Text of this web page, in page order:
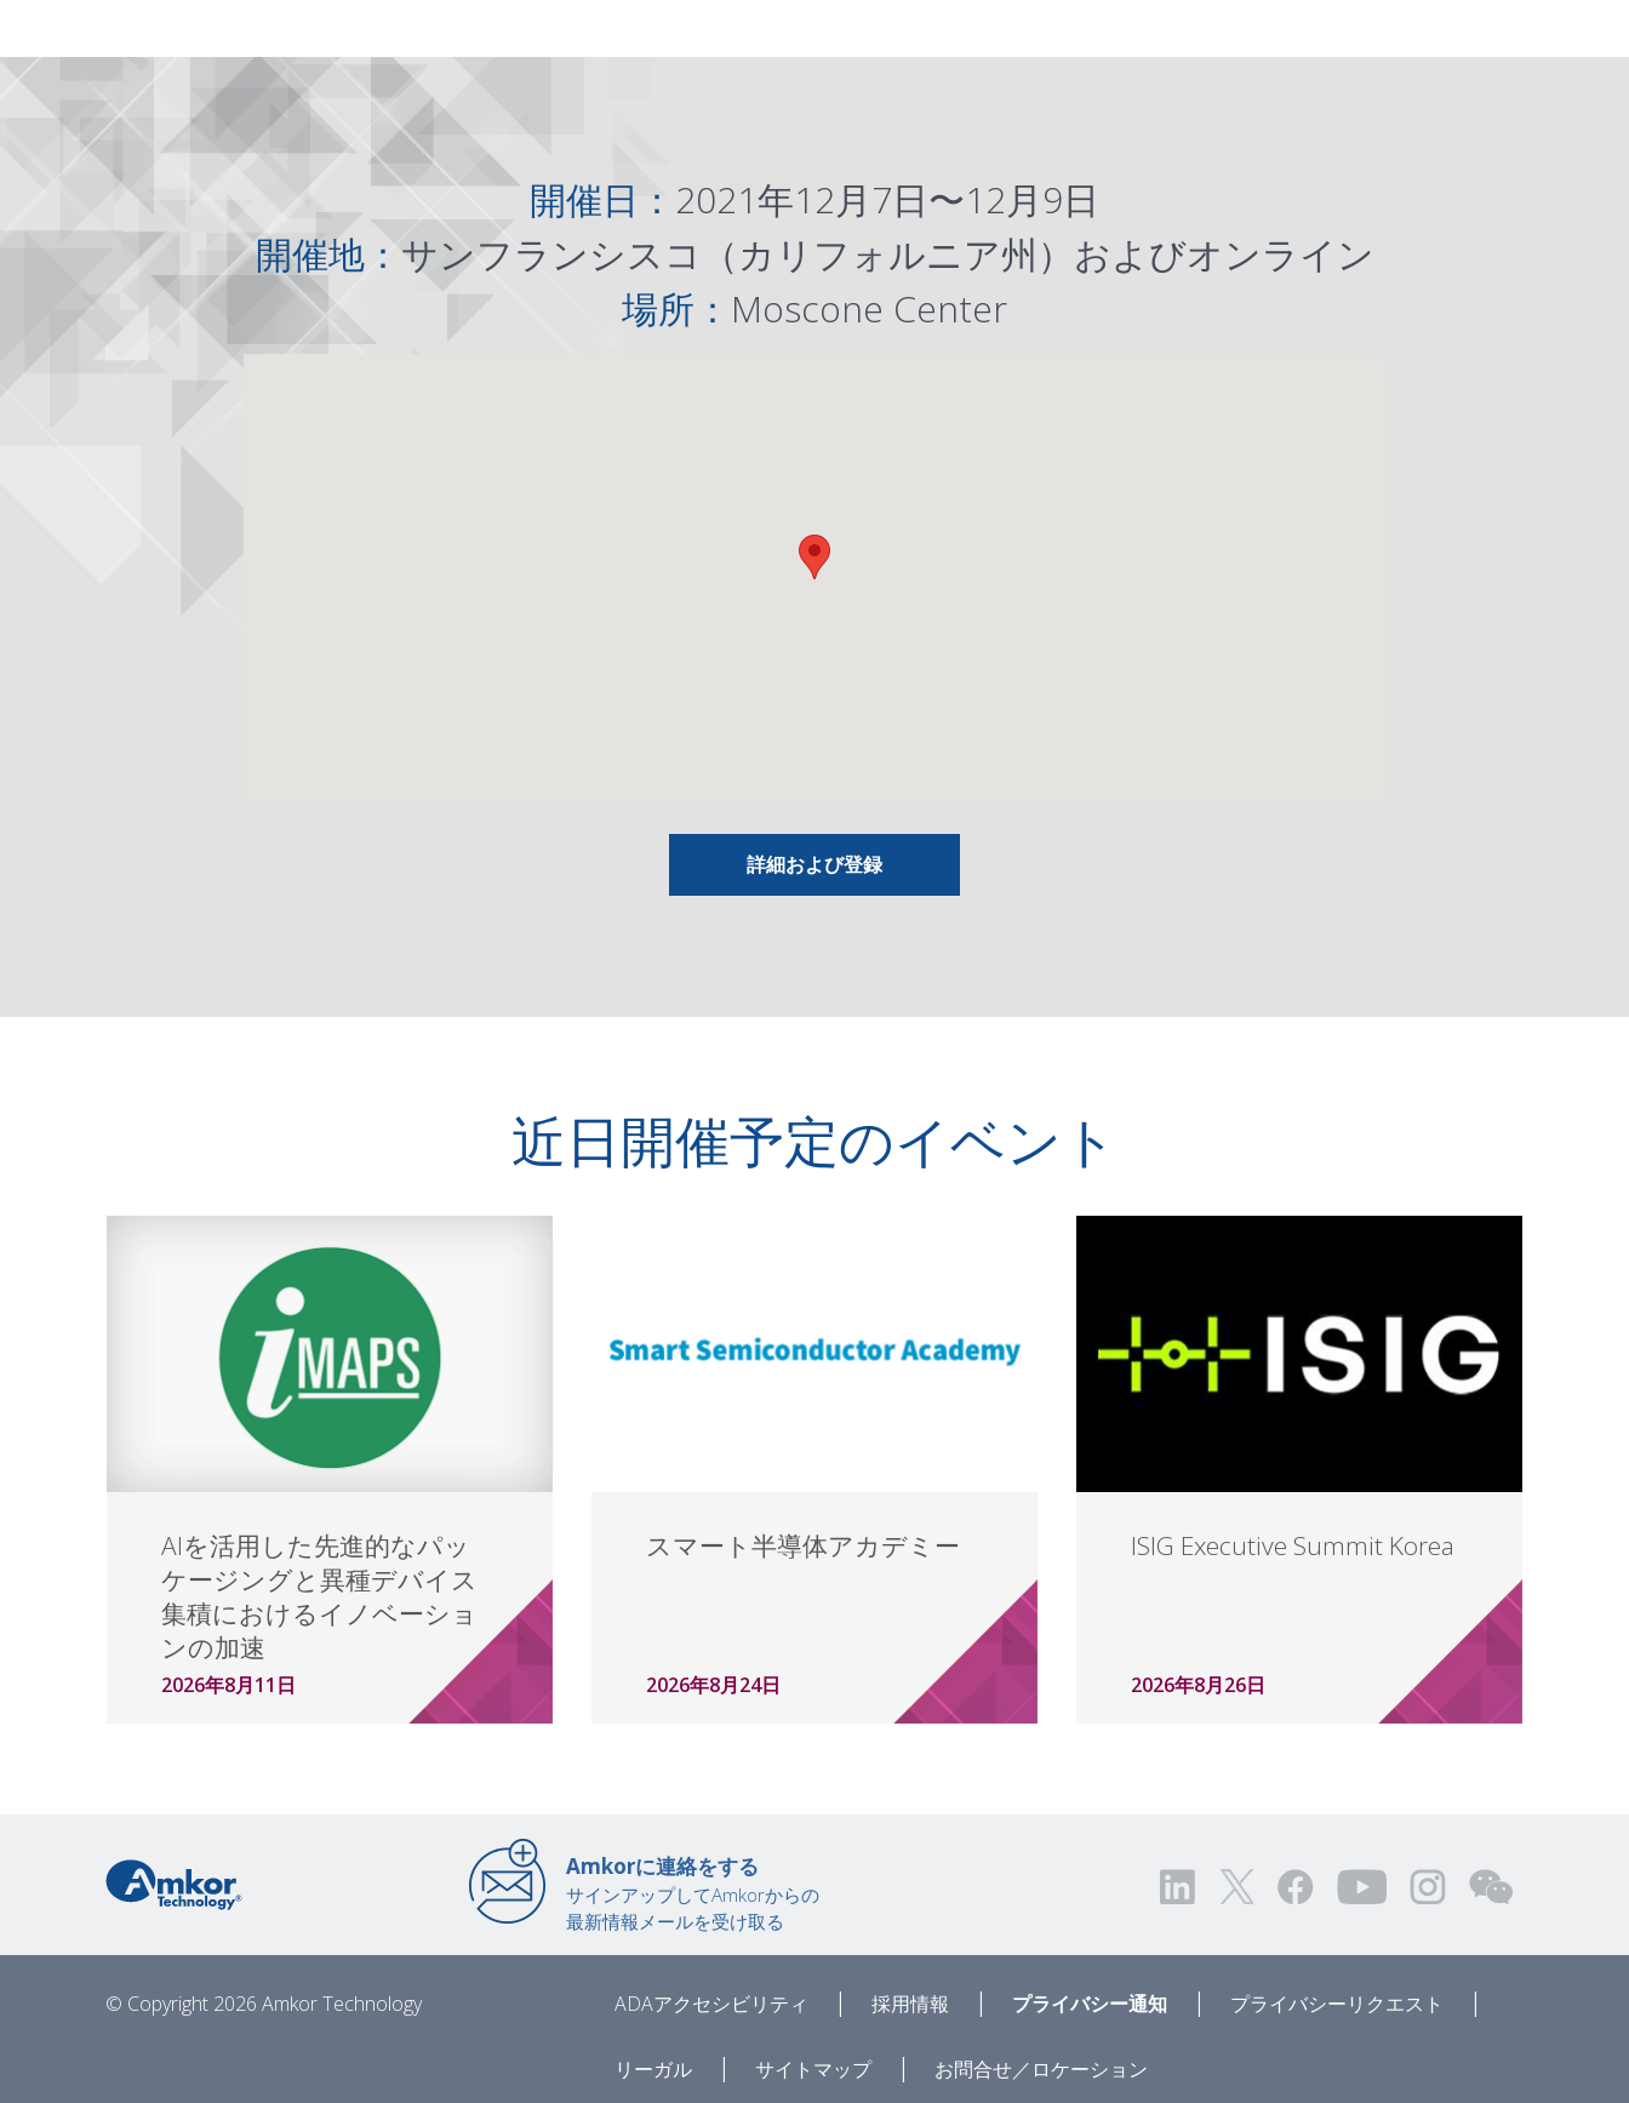
開催日： 2021年12月7日〜12月9日
開催地：サンフランシスコ（カリフォルニア州）およびオンライン
場所： Moscone Center
詳細および登録
近日開催予定のイベント
AIを活用した先進的なパッ
ケージングと異種デバイス
集積におけるイノベーショ
ンの加速
2026年8月11日
スマート半導体アカデミー
2026年8月24日
ISIG Executive Summit Korea
2026年8月26日
Amkorに連絡をする
サインアップしてAmkorからの
最新情報メールを受け取る
© Copyright 2026 Amkor Technology ADAアクセシビリティ | 採用情報 | プライバシー通知 | プライバシーリクエスト |
リーガル | サイトマップ | お問合せ／ロケーション